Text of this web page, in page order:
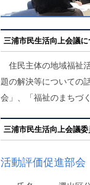
三浦市民生活向上会議に
住民主体の地域福祉
題の解決等についての
会」、「福祉のまちづ
三浦市民生活向上会議委
活動評価促進部会